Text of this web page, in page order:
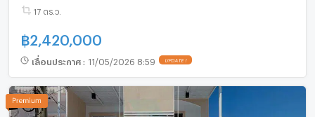
17 ตร.ว.
฿2,420,000
เลื่อนประกาศ : 11/05/2026 8:59 UPDATE !